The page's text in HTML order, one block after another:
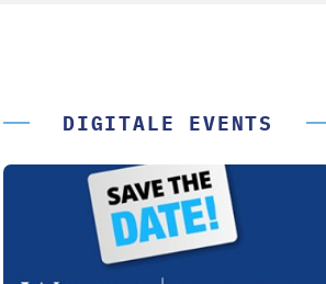
DIGITALE EVENTS